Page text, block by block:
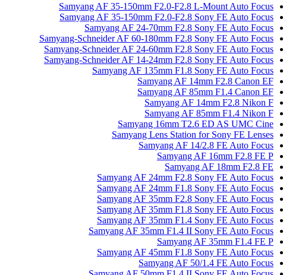
Samyang AF 35-150mm F2.0-F2.8 L-Mount Auto Focus
Samyang AF 35-150mm F2.0-F2.8 Sony FE Auto Focus
Samyang AF 24-70mm F2.8 Sony FE Auto Focus
Samyang-Schneider AF 60-180mm F2.8 Sony FE Auto Focus
Samyang-Schneider AF 24-60mm F2.8 Sony FE Auto Focus
Samyang-Schneider AF 14-24mm F2.8 Sony FE Auto Focus
Samyang AF 135mm F1.8 Sony FE Auto Focus
Samyang AF 14mm F2.8 Canon EF
Samyang AF 85mm F1.4 Canon EF
Samyang AF 14mm F2.8 Nikon F
Samyang AF 85mm F1.4 Nikon F
Samyang 16mm T2.6 ED AS UMC Cine
Samyang Lens Station for Sony FE Lenses
Samyang AF 14/2.8 FE Auto Focus
Samyang AF 16mm F2.8 FE P
Samyang AF 18mm F2.8 FE
Samyang AF 24mm F2.8 Sony FE Auto Focus
Samyang AF 24mm F1.8 Sony FE Auto Focus
Samyang AF 35mm F2.8 Sony FE Auto Focus
Samyang AF 35mm F1.8 Sony FE Auto Focus
Samyang AF 35mm F1.4 Sony FE Auto Focus
Samyang AF 35mm F1.4 II Sony FE Auto Focus
Samyang AF 35mm F1.4 FE P
Samyang AF 45mm F1.8 Sony FE Auto Focus
Samyang AF 50/1.4 FE Auto Focus